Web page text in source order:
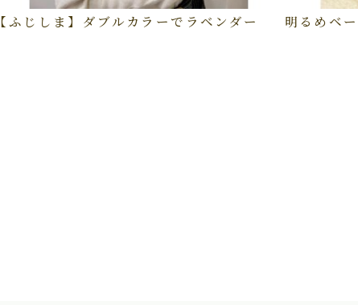
【ふじしま】ダブルカラーでラベンダー 明るめベ